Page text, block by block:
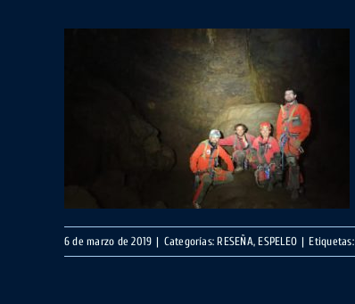
6 de marzo de 2019 | Categorías: RESEÑA, ESPELEO | Etiquetas: